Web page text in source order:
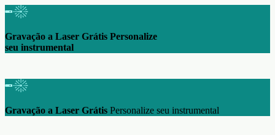
Gravação a Laser Grátis Personalize
seu instrumental
Gravação a Laser Grátis Personalize seu instrumental